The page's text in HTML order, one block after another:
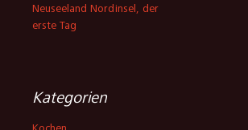
Neuseeland Nordinsel, der
erste Tag
Kategorien